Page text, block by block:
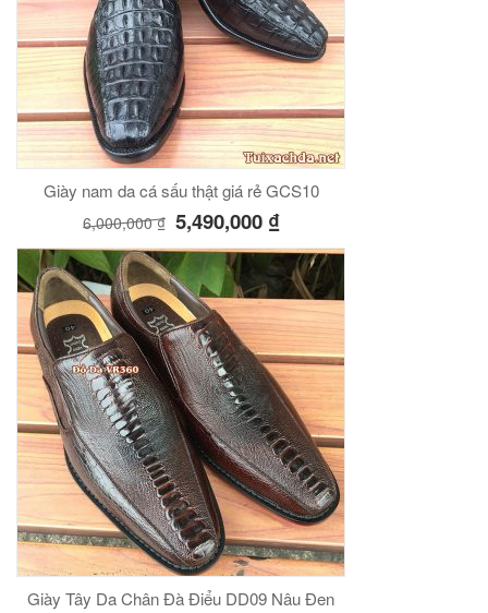
Giày nam da cá sấu thật giá rẻ GCS10
6,000,000₫ 5,490,000 ₫
Giày Tây Da Chân Đà Điểu DD09 Nâu Đen